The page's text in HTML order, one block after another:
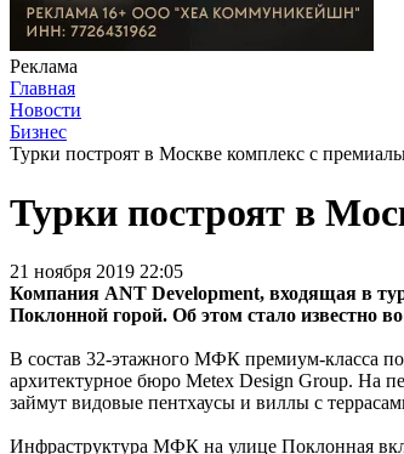
Реклама
Главная
Новости
Бизнес
Турки построят в Москве комплекс с
Турки построят в
21 ноября 2019 22:05
Компания ANT Development, входящая в
Поклонной горой. Об этом стало известно
В состав 32-этажного МФК премиум-класса
архитектурное бюро Metex Design Group. На
займут видовые пентхаусы и виллы с
Инфраструктура МФК на улице Поклонная